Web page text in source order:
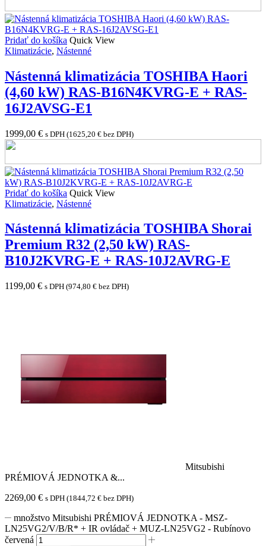
Pridať do košíka Quick View
Klimatizácie, Nástenné
Nástenná klimatizácia TOSHIBA Haori
(4,60 kW) RAS-B16N4KVRG-E + RAS-
16J2AVSG-E1
1999,00 € s DPH (1625,20 € bez DPH)
Pridať do košíka Quick View
Klimatizácie, Nástenné
Nástenná klimatizácia TOSHIBA Shorai
Premium R32 (2,50 kW) RAS-
B10J2KVRG-E + RAS-10J2AVRG-E
1199,00 € s DPH (974,80 € bez DPH)
Mitsubishi
PRÉMIOVÁ JEDNOTKA &...
2269,00 € s DPH (1844,72 € bez DPH)
množstvo Mitsubishi PRÉMIOVÁ JEDNOTKA - MSZ-
LN25VG2/V/B/R* + IR ovládač + MUZ-LN25VG2 - Rubínovo
červená